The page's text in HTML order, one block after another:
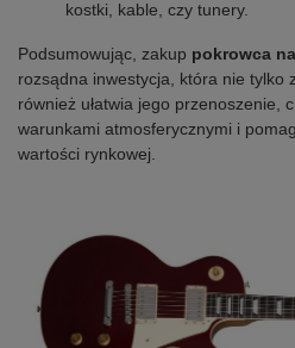
kostki, kable, czy tunery.
Podsumowując, zakup pokrowca
rozsądna inwestycja, która nie tylko
również ułatwia jego przenoszenie,
warunkami atmosferycznymi i
wartości rynkowej.